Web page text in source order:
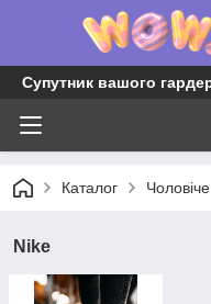
Супутник вашого
Каталог Чоловіче
Nike